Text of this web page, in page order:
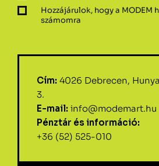
Hozzájárulok, hogy a MODEM
számomra
Cím: 4026 Debrecen,
3.
E-mail: info@modemart.hu
Pénztár és információ:
+36 (52) 525-010